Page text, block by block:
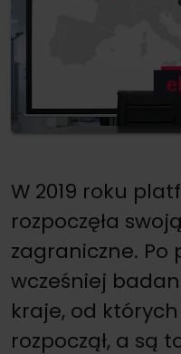
W 2019 roku
rozpoczęła
zagraniczne. Po
wcześniej
kraje, od
rozpoczął, a są